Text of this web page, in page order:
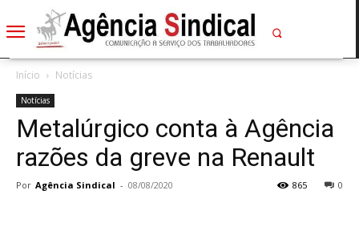
Início Notícias
Notícias
Metalúrgico conta à Agência
razões da greve na Renault
Por Agência Sindical - 08/08/2020 0
865